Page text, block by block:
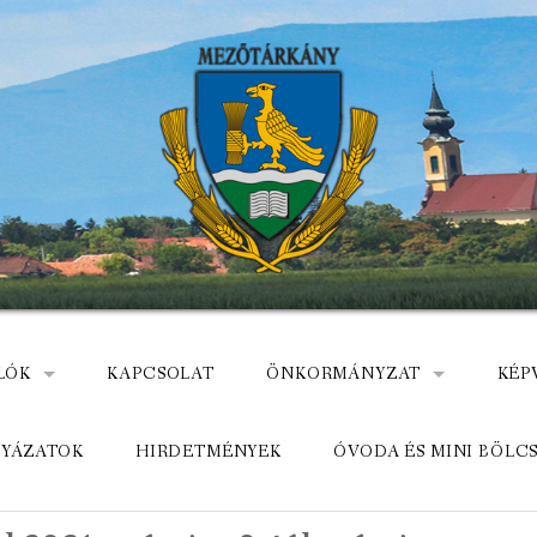
HEVES MEGYÉBEN, MEZÕTÁRKÁNYON
KAPCSOLAT ÖNKORMÁNYZAT
KÖZADATKERESŐ
HIRDETMÉNYEK ÓVODA ÉS MINI